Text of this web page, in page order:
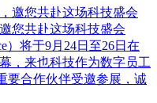
您共赴这场科技盛会
）将于9月24日至26日在
，来也科技作为数字员工
要合作伙伴受邀参展，诚